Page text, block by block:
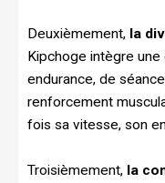
Deuxièmement, la
Kipchoge intègre une
endurance, de
renforcement
fois sa vitesse, son
Troisièmement, la